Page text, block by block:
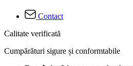
Contact
Calitate verificată
Cumpărături sigure și conformtabile